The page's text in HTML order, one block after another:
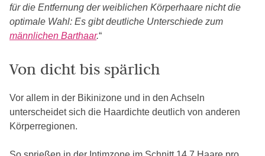
für die Entfernung der weiblichen Körperhaare nicht die
optimale Wahl: Es gibt deutliche Unterschiede zum
männlichen Barthaar.“
Von dicht bis spärlich
Vor allem in der Bikinizone und in den Achseln
unterscheidet sich die Haardichte deutlich von anderen
Körperregionen.